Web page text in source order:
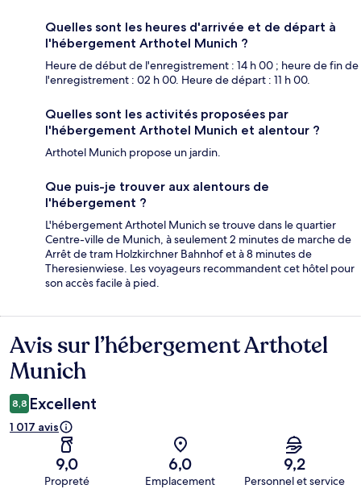
Quelles sont les heures d'arrivée et de départ à
l'hébergement Arthotel Munich ?
Heure de début de l'enregistrement : 14 h 00 ; heure de fin de
l'enregistrement : 02 h 00. Heure de départ : 11 h 00.
Quelles sont les activités proposées par
l'hébergement Arthotel Munich et alentour ?
Arthotel Munich propose un jardin.
Que puis-je trouver aux alentours de
l'hébergement ?
L'hébergement Arthotel Munich se trouve dans le quartier
Centre-ville de Munich, à seulement 2 minutes de marche de
Arrêt de tram Holzkirchner Bahnhof et à 8 minutes de
Theresienwiese. Les voyageurs recommandent cet hôtel pour
son accès facile à pied.
Avis
Avis sur l’hébergement Arthotel
Munich
8,8 Excellent
1 017 avis
9,0
Propreté
6,0
Emplacement
9,2
Personnel et service